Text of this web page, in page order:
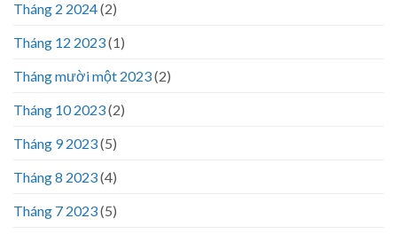
Tháng 2 2024(2)
Tháng 12 2023(1)
Tháng mười một 2023(2)
Tháng 10 2023(2)
Tháng 9 2023(5)
Tháng 8 2023(4)
Tháng 7 2023(5)